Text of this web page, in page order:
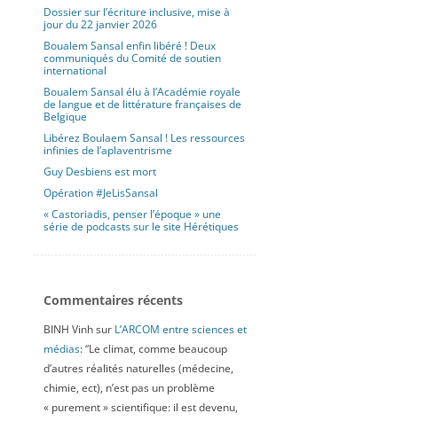
Dossier sur l’écriture inclusive, mise à
jour du 22 janvier 2026
Boualem Sansal enfin libéré ! Deux
communiqués du Comité de soutien
international
Boualem Sansal élu à l’Académie royale
de langue et de littérature françaises de
Belgique
Libérez Boulaem Sansal ! Les ressources
infinies de l’aplaventrisme
Guy Desbiens est mort
Opération #JeLisSansal
« Castoriadis, penser l’époque » une
série de podcasts sur le site Hérétiques
Commentaires récents
BINH Vinhsur L’ARCOM entre sciences et
médias: “Le climat, comme beaucoup
d’autres réalités naturelles (médecine,
chimie, ect), n’est pas un problème
« purement » scientifique: il est devenu,